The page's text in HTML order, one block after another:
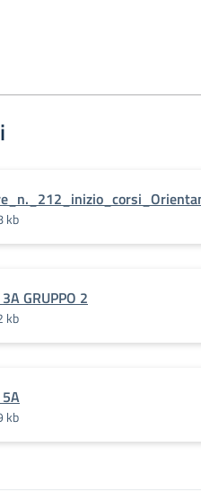
kb
GRUPPO 2
kb
5A
kb